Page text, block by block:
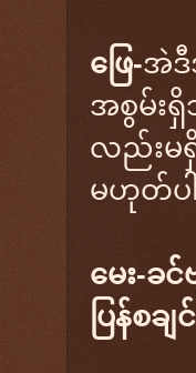
ဖြေ-အဲဒီ
အစွမ်း
လည်းမ
မဟုတ်ပ
မေး-ခ
ပြန်စ